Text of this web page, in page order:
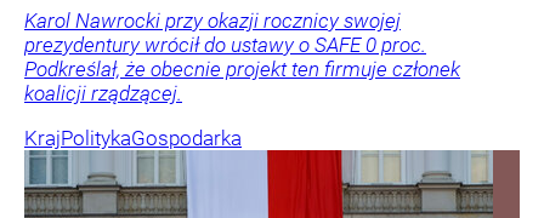
Karol Nawrocki przy okazji rocznicy swojej
prezydentury wrócił do ustawy o SAFE 0 proc.
Podkreślał, że obecnie projekt ten firmuje członek
koalicji rządzącej.
KrajPolitykaGospodarka